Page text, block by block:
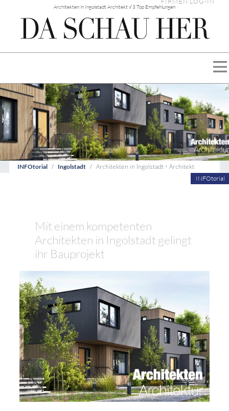
Architekten in Ingolstadt Architekt √ 3 Top Empfehlungen
INFOtorial Ingolstadt
Architekten in Ingolstadt • Architekt
INFOtorial
Mit einem kompetenten
Architekten in Ingolstadt gelingt
ihr Bauprojekt